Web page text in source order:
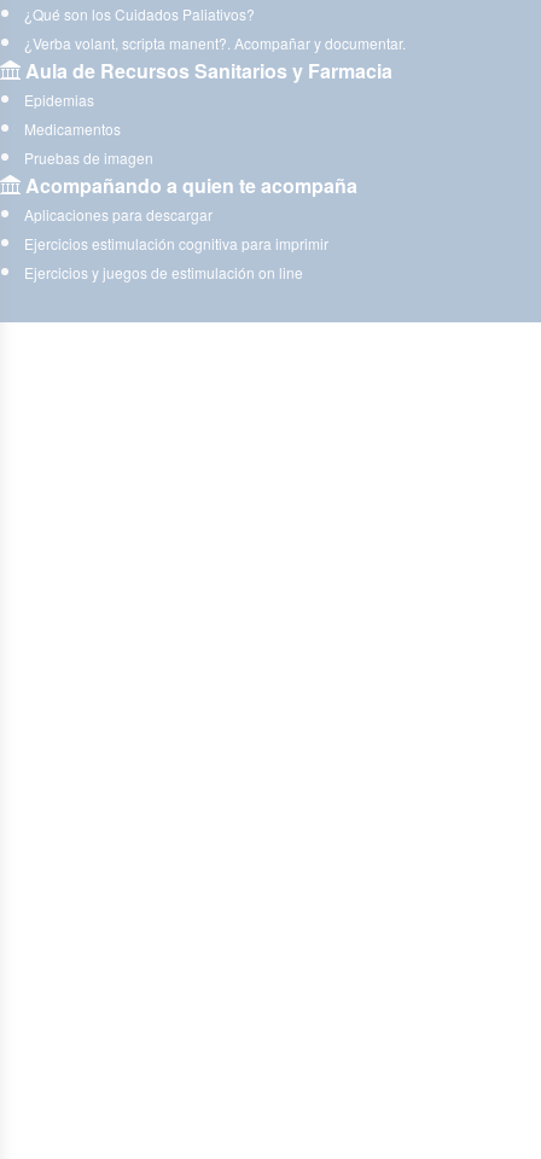
¿Qué son los Cuidados Paliativos?
¿Verba volant, scripta manent?. Acompañar y documentar.
Aula de Recursos Sanitarios y Farmacia
Epidemias
Medicamentos
Pruebas de imagen
Acompañando a quien te acompaña
Aplicaciones para descargar
Ejercicios estimulación cognitiva para imprimir
Ejercicios y juegos de estimulación on line